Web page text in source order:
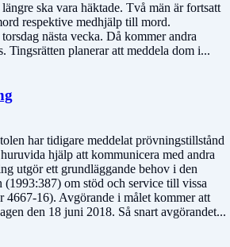
ska vara häktade. Två män är fortsatt
respektive medhjälp till mord.
nästa vecka. Då kommer andra
Tingsrätten planerar att meddela dom i...
har tidigare meddelat prövningstillstånd
hjälp att kommunicera med andra
utgör ett grundläggande behov i den
(1993:387) om stöd och service till vissa
4667-16). Avgörande i målet kommer att
den 18 juni 2018. Så snart avgörandet...